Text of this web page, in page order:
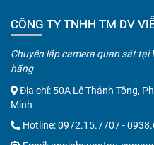
CÔNG TY TNHH TM DV
Chuyên lắp camera quan sát tại
hãng
Địa chỉ: 50A Lê Thánh Tông,
Minh
Hotline:0972.15.7707-